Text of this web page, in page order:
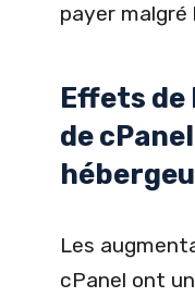
payer
Effets de
de
Les
cPanel ont